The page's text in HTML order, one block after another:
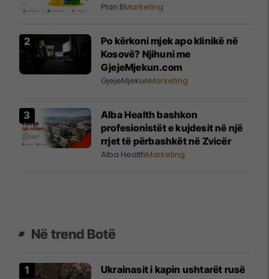
Plan BMarketing
Po kërkoni mjek apo klinikë në
Kosovë? Njihuni me
GjejeMjekun.com
GjejeMjekunMarketing
Alba Health bashkon
profesionistët e kujdesit në një
rrjet të përbashkët në Zvicër
Alba HealthMarketing
Në trend Botë
Ukrainasit i kapin ushtarët rusë